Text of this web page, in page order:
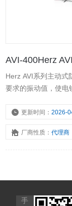
AVI-400Herz
Herz AVI系列主动式
要求的振动值，使电
更新时间：2026-
厂商性质：代理商
手